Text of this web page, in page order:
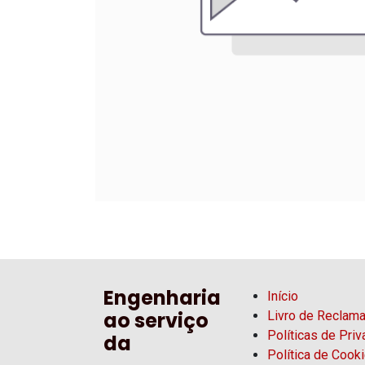
Engenharia
ao serviço
da
Início
Livro de
Políticas de
Política de